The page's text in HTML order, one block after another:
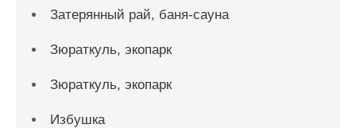
Затерянный рай, баня-сауна
Зюраткуль, экопарк
Зюраткуль, экопарк
Избушка